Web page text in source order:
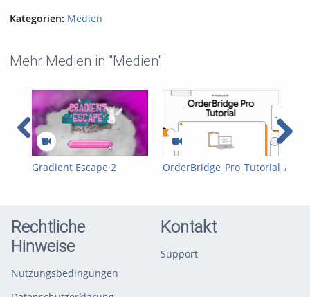
Kategorien: Medien
Mehr Medien in "Medien"
Gradient Escape 2
Rechtliche
Hinweise
Nutzungsbedingungen
Kontakt
Support